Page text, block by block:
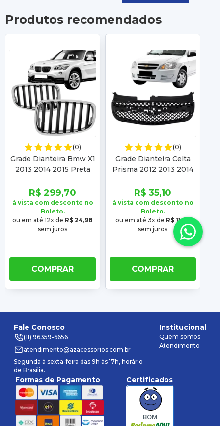
Produtos recomendados
(0)
Grade Dianteira Bmw X1
2013 2014 2015 Preta
R$ 299,70
à vista com desconto no
Boleto.
ou em até 12x de R$ 24,98
sem juros
COMPRAR
(0)
Grade Dianteira Celta
Prisma 2012 2013 2014
R$ 35,10
à vista com desconto no
Boleto.
ou em até 3x de R$ 11,70
sem juros
COMPRAR
Fale Conosco
(11) 96359-6656
atendimento@azacessorios.com.br
Segunda à sexta-feira das 9h às 17h, horário
de Brasília.
Institucional
Quem somos
Atendimento
Formas de Pagamento Certificados
BOM